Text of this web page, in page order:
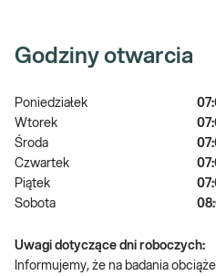
Godziny otwarcia
Poniedziałek
Wtorek
Środa
Czwartek
Piątek
Sobota
Uwagi dotyczące dni roboczych:
Informujemy, że na badania